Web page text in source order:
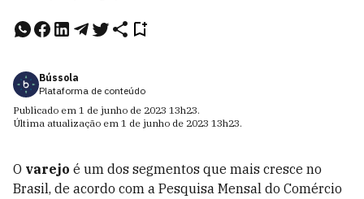
Bússola
Plataforma de conteúdo
Publicado em 1 de junho de 2023 13h23.
Última atualização em 1 de junho de 2023 13h23.
O varejo é um dos segmentos que mais cresce no
Brasil, de acordo com a Pesquisa Mensal do Comércio